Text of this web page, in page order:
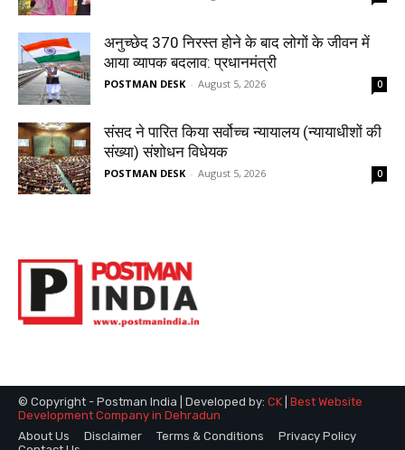
© Copyright - Postman India | Developed by: CK Best Website
Development Company in Dehradun
About Us
Disclaimer Terms & Conditions
Privacy Policy